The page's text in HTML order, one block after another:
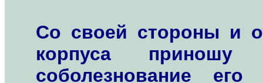
Со своей стороны и
корпуса приношу
соболезнование